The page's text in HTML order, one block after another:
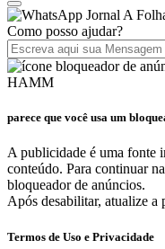
Jornal A
Como posso ajudar?
HAMM
parece que você usa um
A publicidade é uma fonte
conteúdo. Para continuar
bloqueador de anúncios.
Após desabilitar, atualize a
Termos de Uso e Privacidade